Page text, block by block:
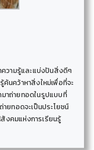
ความรู้และแบ่งปันสิ่งดีๆ
นคว้าหาสิ่งใหม่เพื่อที่จะ
าถ่ายทอดในรูปแบบที่
ายทอดจะเป็นประโยชน์
งคมแห่งการเรียนรู้